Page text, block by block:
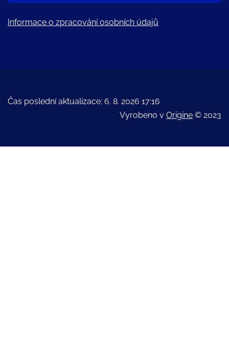
Informace o zpracování osobních údajů
Čas poslední aktualizace: 6. 8. 2026 17:16
Vyrobeno v Origine © 2023